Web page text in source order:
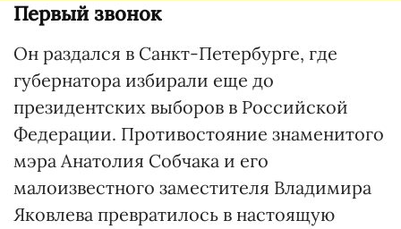
Первый звонок
Он раздался в Санкт-Петербурге, где
губернатора избирали еще до
президентских выборов в Российской
Федерации. Противостояние знаменитого
мэра Анатолия Собчака и его
малоизвестного заместителя Владимира
Яковлева превратилось в настоящую